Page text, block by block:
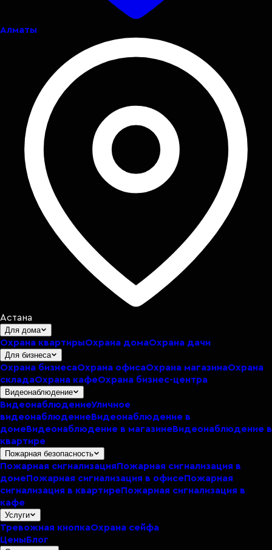
Алматы
Астана
Для дома
Охрана квартирыОхрана домаОхрана дачи
Для бизнеса
Охрана бизнесаОхрана офисаОхрана магазинаОхрана
складаОхрана кафеОхрана бизнес-центра
Видеонаблюдение
ВидеонаблюдениеУличное
видеонаблюдениеВидеонаблюдение в
домеВидеонаблюдение в магазинеВидеонаблюдение в
квартире
Пожарная безопасность
Пожарная сигнализацияПожарная сигнализация в
домеПожарная сигнализация в офисеПожарная
сигнализация в квартиреПожарная сигнализация в
кафе
Услуги
Тревожная кнопкаОхрана сейфа
ЦеныБлог